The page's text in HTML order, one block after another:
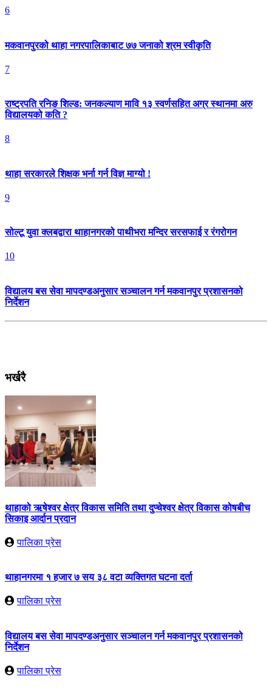
6
मकवानपुरको थाहा नगरपालिकाबाट ७७ जनाको श्रम स्वीकृति
7
राष्ट्रपति रनिङ शिल्ड: जनकल्याण मावि १३ स्वर्णसहित अग्र स्थानमा अरु
विद्यालयको कति ?
8
थाहा सरकारले शिक्षक भर्ना गर्न विज्ञ माग्यो !
9
सोल्टू युवा क्लबद्वारा थाहानगरको पाथीभरा मन्दिर सरसफाई र रंगरोगन
10
विद्यालय बस सेवा मापदण्डअनुसार सञ्चालन गर्न मकवानपुर प्रशासनको
निर्देशन
भर्खरै
थाहाको ऋषेश्वर क्षेत्र विकास समिति तथा दुप्चेश्वर क्षेत्र विकास कोषबीच
सिकाइ आर्दान प्रदान
पालिका प्रेस
थाहानगरमा १ हजार ७ सय ३८ वटा व्यक्तिगत घटना दर्ता
पालिका प्रेस
विद्यालय बस सेवा मापदण्डअनुसार सञ्चालन गर्न मकवानपुर प्रशासनको
निर्देशन
पालिका प्रेस